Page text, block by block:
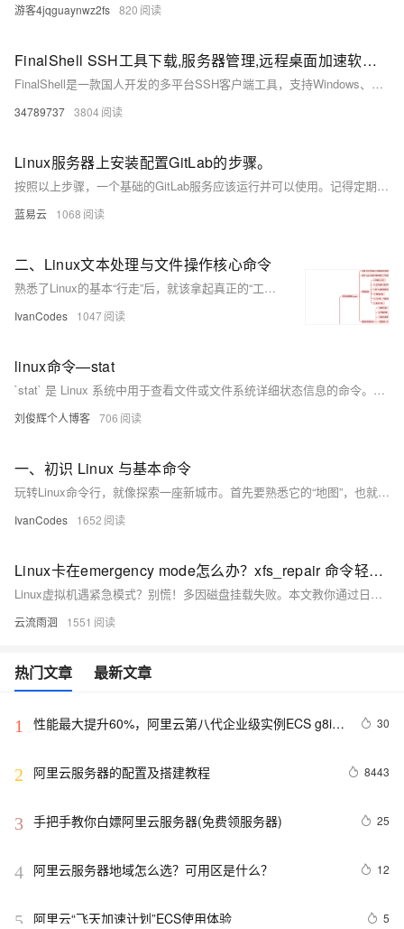
游客4jqguaynwz2fs 820
FinalShell SSH工具下载,服务器管理,远程桌面加速软件,支持Windows,macOS,Linux
FinalShell是一款国人开发的多平台SSH客户端工具，支持Windows、Mac OS X和Linux系统。它提供一体化服务器管理功能，支持shell和sftp同屏显示，命令自动提示，操作便捷。软件还具备加速功能，提升访问服务器速度，适合普通用户和专业人士使用。
34789737 3804
Linux服务器上安装配置GitLab的步骤。
按照以上步骤，一个基础的GitLab服务应该运行并可以使用。记得定期检查GitLab官方文档，因为GitLab的安装和配置步骤可能随着新版本而变化。
蓝易云 1068
二、Linux文本处理与文件操作核心命令
熟悉了Linux的基本“行走”后，就该拿起真正的“工具”干活了。用grep这个“放大镜”在文件里搜索内容，用find这个“探测器”在系统中寻找文件，再用tar把东西打包带走。最关键的是要学会使用管道符|，它像一条流水线，能把这些命令串联起来，让简单工具组合出强大的功能，比如 ps -ef | grep 'nginx' 就能快速找出nginx进程。
IvanCodes 1047
linux命令—stat
`stat` 是 Linux 系统中用于查看文件或文件系统详细状态信息的命令。相比 `ls -l`，它提供更全面的信息，包括文件大小、权限、所有者、时间戳（最后访问、修改、状态变更时间）、inode 号、设备信息等。其常用选项包括 `-f` 查看文件系统状态、`-t` 以简洁格式输出、`-L` 跟踪符号链接，以及 `-c` 或 `--format` 自定义输出格式。通过这些选项，用户可以灵活获取所需信息，适用于系统调试、权限检查、磁盘管理等场景。
刘俊辉个人博客 706
一、初识 Linux 与基本命令
玩转Linux命令行，就像探索一座新城市。首先要熟悉它的“地图”，也就是/根目录下/etc（放配置）、/home（住家）这些核心区域。然后掌握几个“生存口令”：用ls看周围，cd去别处，mkdir建新房，cp/mv搬东西，再用cat或tail看文件内容。最后，别忘了随时按Tab键，它能帮你自动补全命令和路径，是提高效率的第一神器。
IvanCodes 1652
Linux卡在emergency mode怎么办？xfs_repair 命令轻松解决
Linux虚拟机遇紧急模式？别慌！多因磁盘挂载失败。本文教你通过日志定位问题，用`xfs_repair`等工具修复文件系统，三步快速恢复。掌握查日志、修磁盘、验重启，轻松应对紧急模式，保障系统稳定运行。
云流雨洄 1551
热门文章 最新文章
1
性能最大提升60%，阿里云第八代企业级实例ECS g8i正
30
2 阿里云服务器的配置及搭建教程 8443
3 手把手教你白嫖阿里云服务器(免费领服务器) 25
4 阿里云服务器地域怎么选？可用区是什么？ 12
5 阿里云“飞天加速计划”ECS使用体验 5